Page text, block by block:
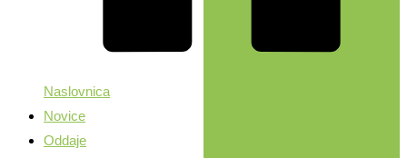
Naslovnica
Novice
Oddaje